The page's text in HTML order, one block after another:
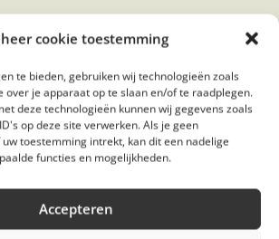
cookie toestemming
te bieden, gebruiken wij technologieën zoals
over je apparaat op te slaan en/of te raadplegen.
deze technologieën kunnen wij gegevens zoals
op deze site verwerken. Als je geen
toestemming intrekt, kan dit een nadelige
functies en mogelijkheden.
Accepteren
en veerkracht?
is je route.